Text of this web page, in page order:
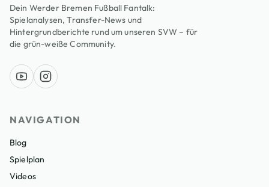
Dein Werder Bremen Fußball Fantalk:
Spielanalysen, Transfer-News und
Hintergrundberichte rund um unseren SVW – für
die grün-weiße Community.
NAVIGATION
Blog
Spielplan
Videos